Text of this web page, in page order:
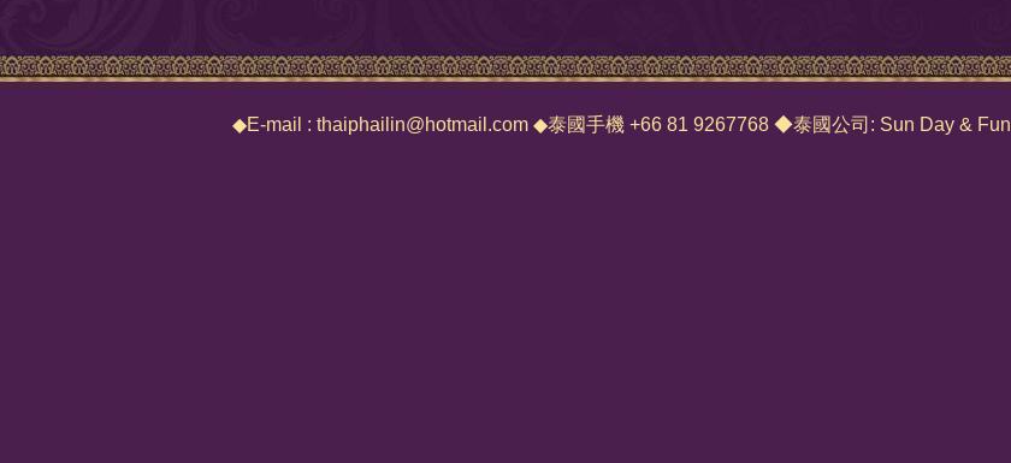
◆E-mail : thaiphailin@hotmail.com ◆泰國手機 +66 81 9267768 ◆泰國公司: Sun Day &